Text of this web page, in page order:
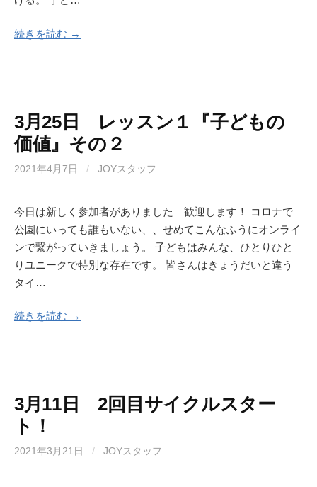
続きを読む →
3月25日 レッスン１『子どもの
価値』その２
2021年4月7日 / JOYスタッフ
今日は新しく参加者がありました 歓迎します！ コロナで
公園にいっても誰もいない、、せめてこんなふうにオンライ
ンで繋がっていきましょう。 子どもはみんな、ひとりひと
りユニークで特別な存在です。 皆さんはきょうだいと違う
タイ…
続きを読む →
3月11日 2回目サイクルスター
ト！
2021年3月21日 / JOYスタッフ